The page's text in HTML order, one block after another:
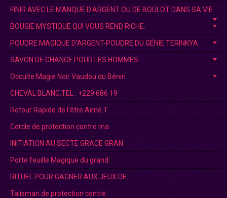
FINIR AVEC LE MANQUE D'ARGENT OU DE BOULOT DANS SA VIE.
BOUGIE MYSTIQUE QUI VOUS REND RICHE.
POUDRE MAGIQUE D’ARGENT-POUDRE DU GÉNIE TERINKYA.
SAVON DE CHANCE POUR LES HOMMES.
Occulte Magie Noir Vaudou du Bénin
CHEVAL BLANC.TEL : +229 686 19
Retour Rapide de l'être Aimé.T
Cercle de protection contre ma
INITIATION AU SECTE GRACE GRAN
Porte feuille Magique du grand
RITUEL POUR GAGNER AUX JEUX DE
Talisman de protection contre